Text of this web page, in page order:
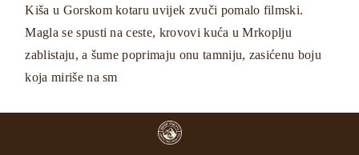
Kiša u Gorskom kotaru uvijek zvuči pomalo filmski.
Magla se spusti na ceste, krovovi kuća u Mrkoplju
zablistaju, a šume poprimaju onu tamniju, zasićenu boju
koja miriše na sm